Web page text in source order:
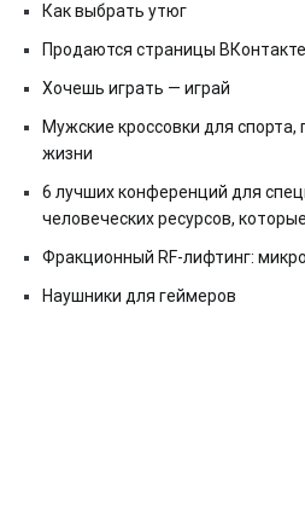
Как выбрать утюг
Продаются страницы ВКонтакте
Хочешь играть — играй
Мужские кроссовки для спорта,
жизни
6 лучших конференций для
человеческих ресурсов,
Фракционный RF-лифтинг:
Наушники для геймеров